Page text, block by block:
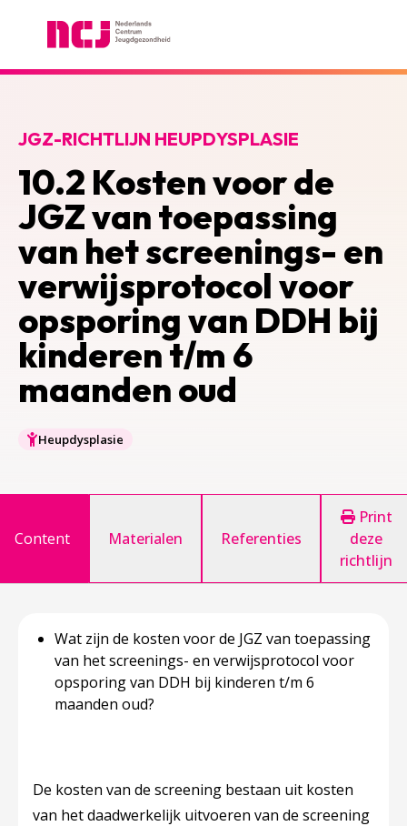
10.2 Kosten voor de
JGZ van toepassing
van het screenings- en
verwijsprotocol voor
opsporing van DDH bij
kinderen t/m 6
maanden oud
JGZ-RICHTLIJN HEUPDYSPLASIE
Heupdysplasie
Content Materialen Referenties
Print
deze
richtlijn
Wat zijn de kosten voor de JGZ van toepassing
van het screenings- en verwijsprotocol voor
opsporing van DDH bij kinderen t/m 6
maanden oud?
De kosten van de screening bestaan uit kosten
van het daadwerkelijk uitvoeren van de screening